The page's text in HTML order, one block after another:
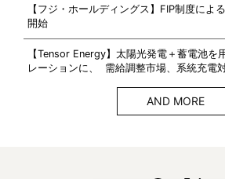
【フジ・ホールディングス】FIP制度によ
開始
【Tensor Energy】太陽光発電＋蓄電池を
レーションに、 需給調整市場、系統充電
AND MORE